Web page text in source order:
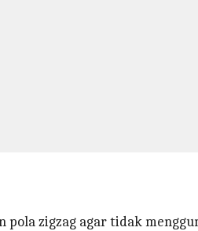
zigzag agar tidak